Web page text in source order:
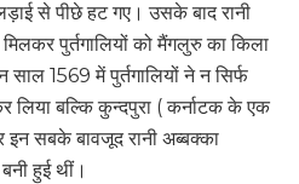
से पीछे हट गए। उसके बाद रानी
पुर्तगालियों को मैंगलुरु का किला
1569 में पुर्तगालियों ने न सिर्फ
लिया बल्कि कुन्दपुरा ( कर्नाटक के एक
इन सबके बावजूद रानी अब्बक्का
हुई थीं।